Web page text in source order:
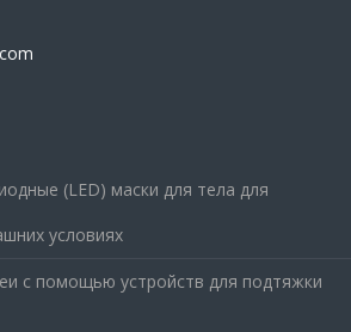
(LED) маски для тела для
условиях
с помощью устройств для подтяжки